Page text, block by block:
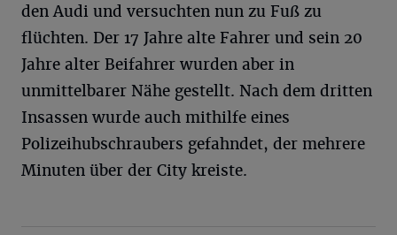
den Audi und versuchten nun zu Fuß zu
flüchten. Der 17 Jahre alte Fahrer und sein 20
Jahre alter Beifahrer wurden aber in
unmittelbarer Nähe gestellt. Nach dem dritten
Insassen wurde auch mithilfe eines
Polizeihubschraubers gefahndet, der mehrere
Minuten über der City kreiste.